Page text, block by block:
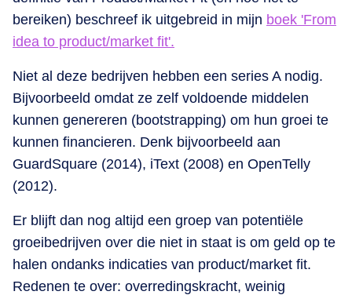
bereiken) beschreef ik uitgebreid in mijn boek 'From
idea to product/market fit'.
Niet al deze bedrijven hebben een series A nodig.
Bijvoorbeeld omdat ze zelf voldoende middelen
kunnen genereren (bootstrapping) om hun groei te
kunnen financieren. Denk bijvoorbeeld aan
GuardSquare (2014), iText (2008) en OpenTelly
(2012).
Er blijft dan nog altijd een groep van potentiële
groeibedrijven over die niet in staat is om geld op te
halen ondanks indicaties van product/market fit.
Redenen te over: overredingskracht, weinig